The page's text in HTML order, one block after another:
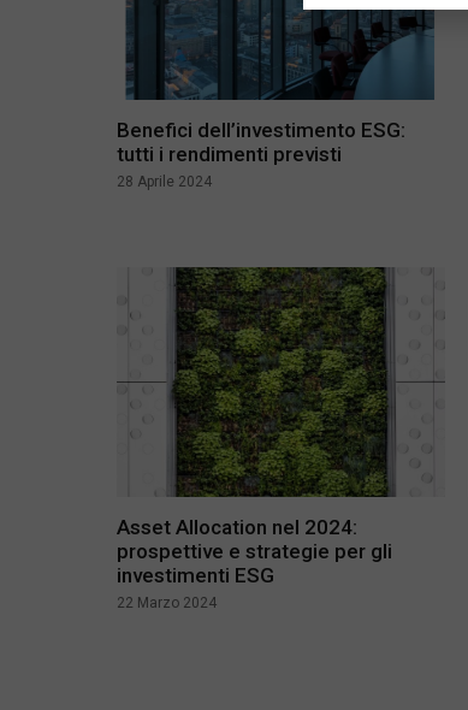
Benefici dell’investimento ESG:
tutti i rendimenti previsti
28 Aprile 2024
Asset Allocation nel 2024:
prospettive e strategie per gli
investimenti ESG
22 Marzo 2024